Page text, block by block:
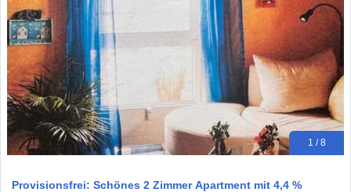
1 / 8
Provisionsfrei: Schönes 2 Zimmer Apartment mit 4,4 %